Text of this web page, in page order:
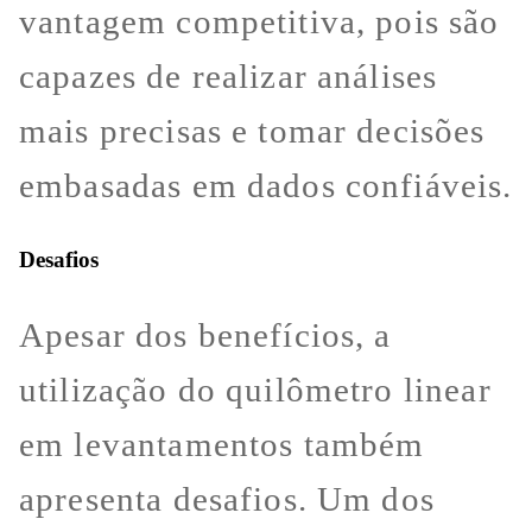
vantagem competitiva, pois são
capazes de realizar análises
mais precisas e tomar decisões
embasadas em dados confiáveis.
Desafios
Apesar dos benefícios, a
utilização do quilômetro linear
em levantamentos também
apresenta desafios. Um dos